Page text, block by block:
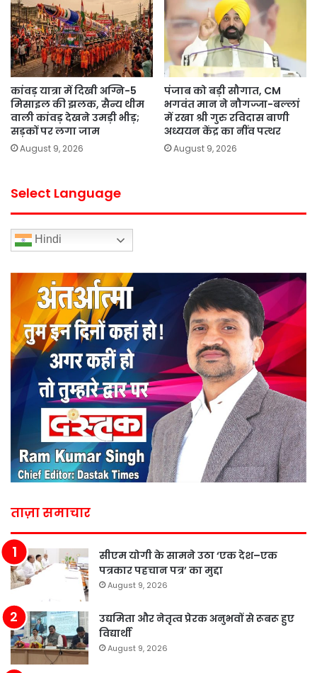
कांवड़ यात्रा में दिखी अग्नि-5
मिसाइल की झलक, सैन्य थीम
वाली कांवड़ देखने उमड़ी भीड़;
सड़कों पर लगा जाम
August 9, 2026
पंजाब को बड़ी सौगात, CM
भगवंत मान ने नौगज्जा-बल्लां
में रखा श्री गुरु रविदास बाणी
अध्ययन केंद्र का नींव पत्थर
August 9, 2026
Select Language
Hindi
ताज़ा समाचार
सीएम योगी के सामने उठा ‘एक देश–एक
पत्रकार पहचान पत्र’ का मुद्दा
August 9, 2026
उद्यमिता और नेतृत्व प्रेरक अनुभवों से रूबरू हुए
विद्यार्थी
August 9, 2026